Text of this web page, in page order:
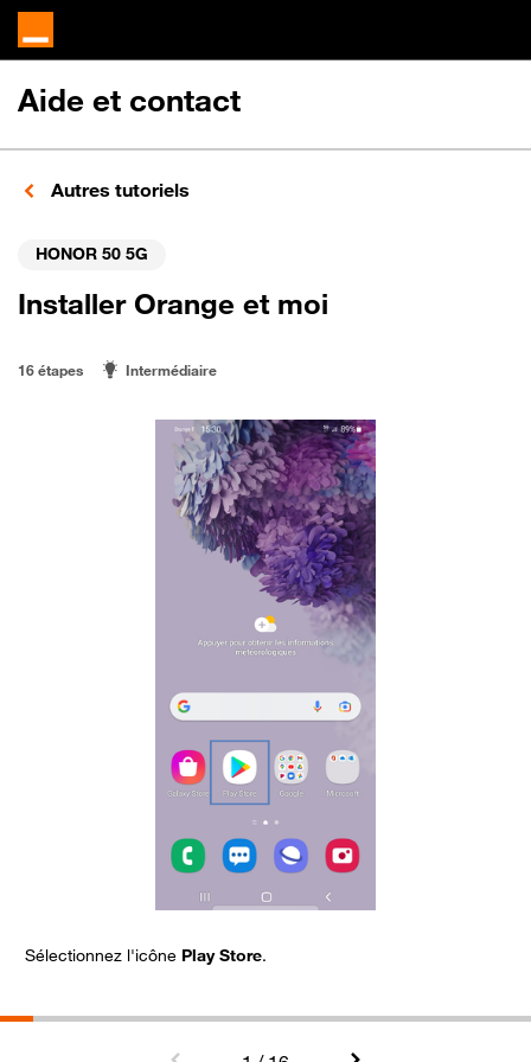
Aide et contact
Autres tutoriels
HONOR 50 5G
Installer Orange et moi
16 étapes Intermédiaire
Sélectionnez l'icône Play Store.